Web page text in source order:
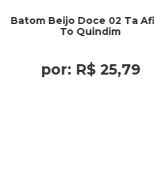
Batom Beijo Doce 02 Ta
To Quindim
por: R$ 25,79